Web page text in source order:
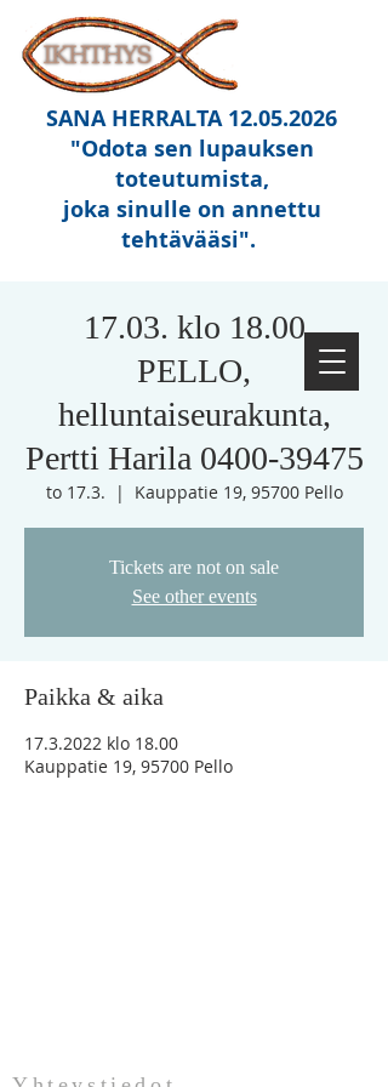
SANA HERRALTA 12.05.2026
"Odota sen lupauksen
toteutumista,
joka sinulle on annettu
tehtävääsi".
17.03. klo 18.00
PELLO,
helluntaiseurakunta,
Pertti Harila 0400-39475
to 17.3.
  |
Kauppatie 19, 95700 Pello
Tickets are not on sale
See other events
Paikka & aika
17.3.2022 klo 18.00
Kauppatie 19, 95700 Pello